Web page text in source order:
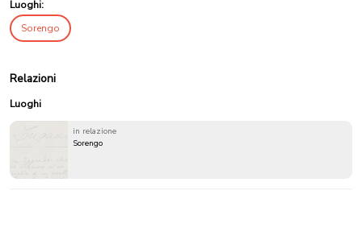
Luoghi:
Sorengo
Relazioni
Luoghi
in relazione
Sorengo